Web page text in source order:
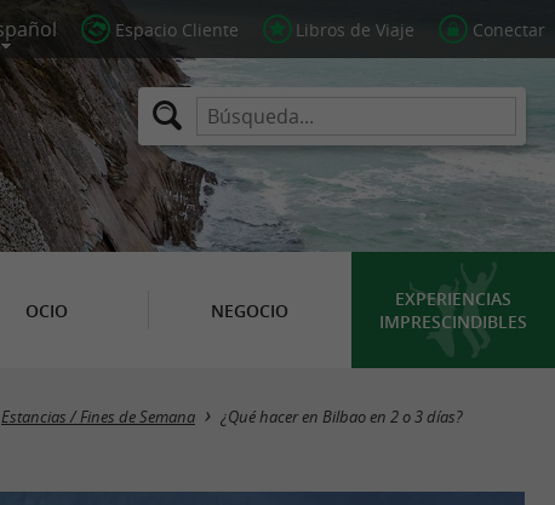
Espacio Cliente Libros de Viaje Conectar
OCIO NEGOCIO
EXPERIENCIAS
IMPRESCINDIBLES
Estancias / Fines de Semana ¿Qué hacer en Bilbao en 2 o 3 días?